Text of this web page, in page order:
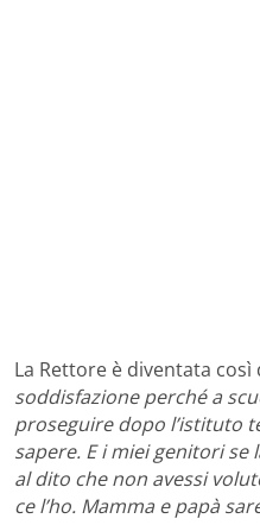
La Rettore è diventata
soddisfazione perché a
proseguire dopo l’istituto
sapere. E i miei genitori se
al dito che non avessi
ce l’ho. Mamma e papà